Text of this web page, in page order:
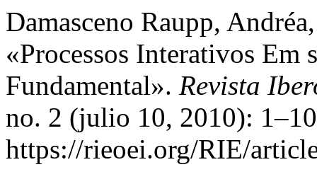
Damasceno Raupp,
«Processos Interativos Em
Fundamental». Revista
no. 2 (julio 10, 2010):
https://rieoei.org/RIE/